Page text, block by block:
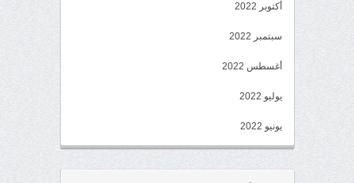
أكتوبر 2022
سبتمبر 2022
أغسطس 2022
يوليو 2022
يونيو 2022